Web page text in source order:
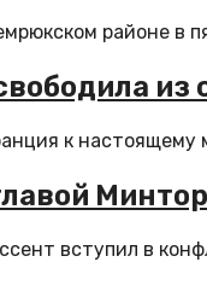
районе в
из
к настоящему
вступил в